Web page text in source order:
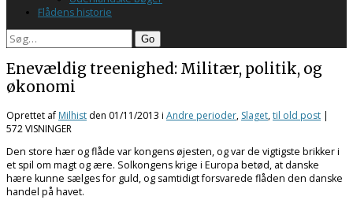
Flådens historie
Search
Enevældig treenighed: Militær, politik, og
økonomi
Oprettet af Milhist den 01/11/2013 i Andre perioder, Slaget,til old post |
572 VISNINGER
Den store hær og flåde var kongens øjesten, og var de vigtigste brikker i
et spil om magt og ære. Solkongens krige i Europa betød, at danske
hære kunne sælges for guld, og samtidigt forsvarede flåden den danske
handel på havet.